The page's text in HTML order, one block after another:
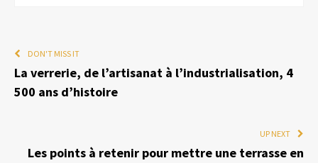
DON'T MISS IT
La verrerie, de l’artisanat à l’industrialisation, 4
500 ans d’histoire
UP NEXT
Les points à retenir pour mettre une terrasse en